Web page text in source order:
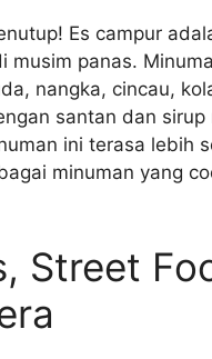
Es campur
musim panas.
nangka, cincau,
santan dan
ini terasa lebih
minuman yang
Street